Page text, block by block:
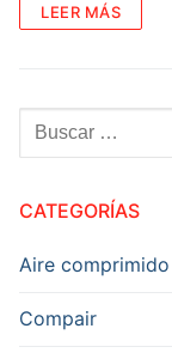
LEER MÁS
Buscar:
CATEGORÍAS
Aire comprimido
Compair